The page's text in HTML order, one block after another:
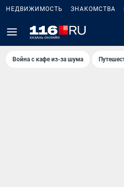
НЕДВИЖИМОСТЬ ЗНАКОМСТВА
Война с кафе из-за шума